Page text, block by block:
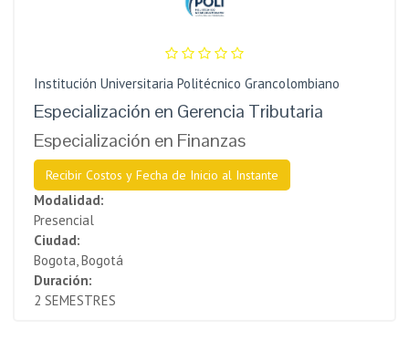
Institución Universitaria Politécnico Grancolombiano
Especialización en Gerencia Tributaria
Especialización en Finanzas
Recibir Costos y Fecha de Inicio al Instante
Modalidad:
Presencial
Ciudad:
Bogota, Bogotá
Duración:
2 SEMESTRES